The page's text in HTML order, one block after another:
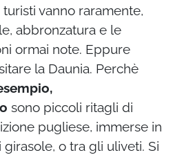
vanno raramente,
abbronzatura e le
ormai note. Eppure
la Daunia. Perchè
sono piccoli ritagli di
pugliese, immerse in
o tra gli uliveti. Si